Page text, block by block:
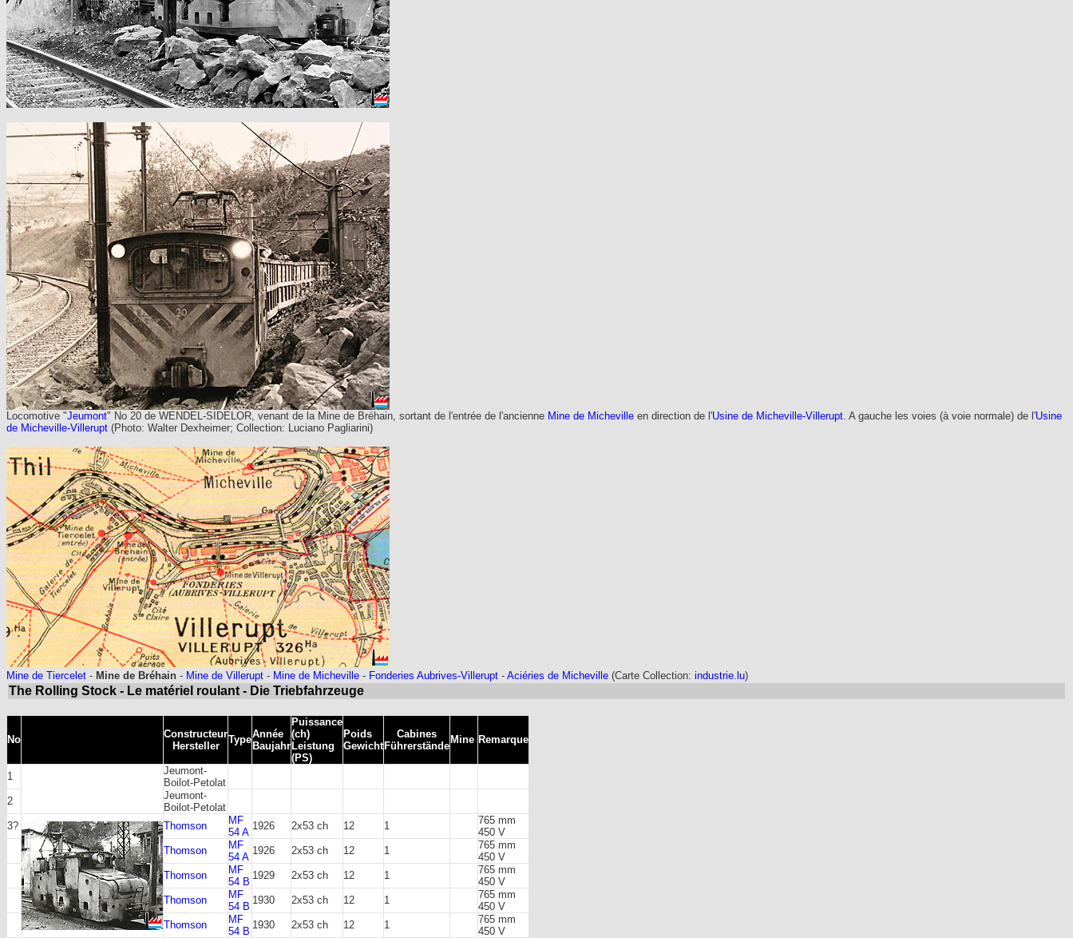
Locomotive "Jeumont" No 20 de WENDEL-SIDELOR, venant de la Mine de Bréhain, sortant de l'entrée de l'ancienne Mine de Micheville en direction de l'Usine de Micheville-Villerupt . A gauche les voies (à voie normale) de l'Usine
de Micheville-Villerupt (Photo: Walter Dexheimer; Collection: Luciano Pagliarini)
Mine de Tiercelet - Mine de Bréhain - Mine de Villerupt - Mine de Micheville - Fonderies Aubrives-Villerupt - Aciéries de Micheville (Carte Collection: industrie.lu)
The Rolling Stock - Le matériel roulant - Die Triebfahrzeuge
No
Constructeur
Hersteller
TypeAnnée
Baujahr
Puissance
(ch)
Leistung
(PS)
Poids
Gewicht
Cabines
Führerstände
Mine Remarque
1
Jeumont-
Boilot-Petolat
2
Jeumont-
Boilot-Petolat
3?
Thomson
MF
54 A
1926 2x53 ch 12 1
765 mm
450 V
Thomson
MF
54 A
1926 2x53 ch 12 1
765 mm
450 V
Thomson
MF
54 B
1929 2x53 ch 12 1
765 mm
450 V
Thomson
MF
54 B
1930 2x53 ch 12 1
765 mm
450 V
Thomson
MF
54 B
1930 2x53 ch 12 1
765 mm
450 V